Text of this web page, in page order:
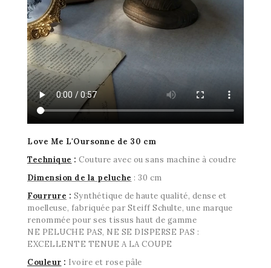
Love Me L'Oursonne de 30 cm
Technique : Couture avec ou sans machine à coudre
Dimension de la peluche : 30 cm
Fourrure : Synthétique de haute qualité, dense et
moelleuse, fabriquée par Steiff Schulte, une marque
renommée pour ses tissus haut de gamme
NE PELUCHE PAS, NE SE DISPERSE PAS :
EXCELLENTE TENUE A LA COUPE
Couleur : Ivoire et rose pâle